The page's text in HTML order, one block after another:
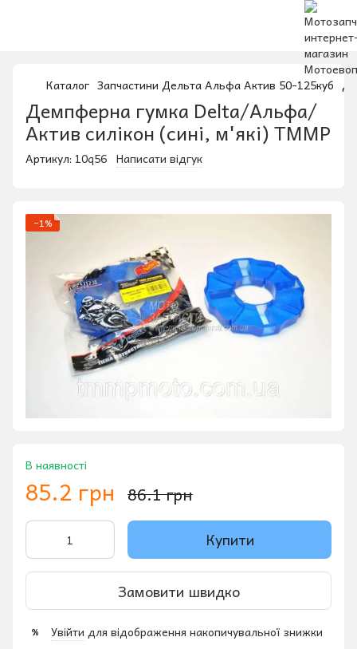
Каталог Запчастини Дельта Альфа Актив 50-125куб
Демпферна гумка Delta/Альфа/
Актив силікон (сині, м'які) TMMP
Артикул: 10q56 Написати відгук
−1%
В наявності
85.2 грн 86.1 грн
Купити
Замовити швидко
% Увійти для відображення накопичувальної знижки